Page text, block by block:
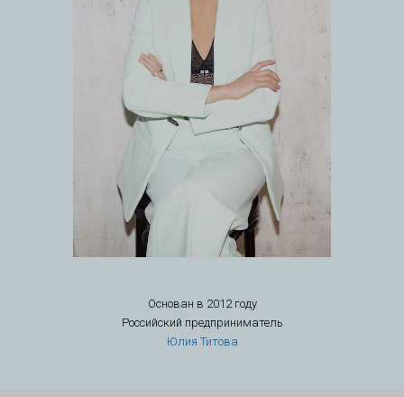
Основан в 2012 году
Российский предприниматель
Юлия Титова